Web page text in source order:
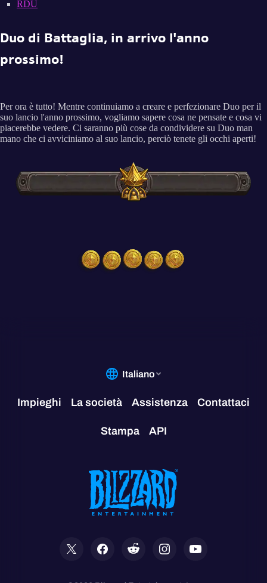
RDU
Duo di Battaglia, in arrivo l'anno
prossimo!
Per ora è tutto! Mentre continuiamo a creare e perfezionare Duo per il
suo lancio l'anno prossimo, vogliamo sapere cosa ne pensate e cosa vi
piacerebbe vedere. Ci saranno più cose da condividere su Duo man
mano che ci avviciniamo al suo lancio, perciò tenete gli occhi aperti!